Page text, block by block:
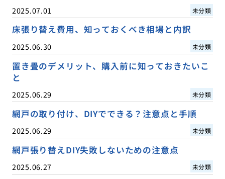
2025.07.01 未分類
床張り替え費用、知っておくべき相場と内訳
2025.06.30 未分類
置き畳のデメリット、購入前に知っておきたいこ
と
2025.06.29 未分類
網戸の取り付け、DIYでできる？注意点と手順
2025.06.29 未分類
網戸張り替えDIY失敗しないための注意点
2025.06.27 未分類